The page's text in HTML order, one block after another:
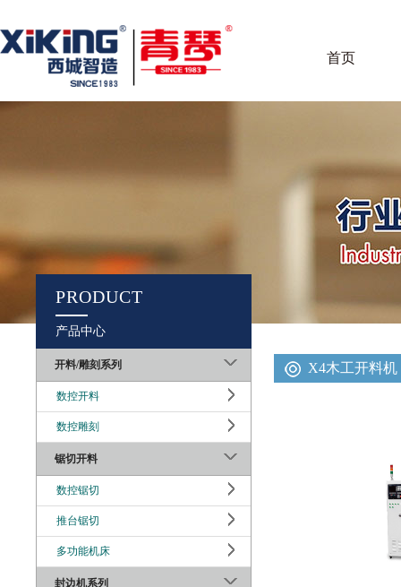
首页
PRODUCT
产品中心
开料/雕刻系列
数控开料
数控雕刻
锯切开料
数控锯切
推台锯切
多功能机床
封边机系列
X4木工开料机